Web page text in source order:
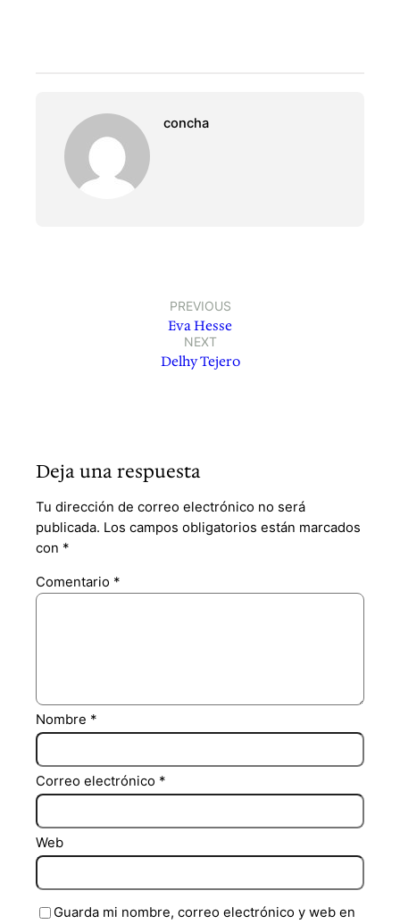
concha
PREVIOUS
Eva Hesse
NEXT
Delhy Tejero
Deja una respuesta
Tu dirección de correo electrónico no será
publicada. Los campos obligatorios están marcados
con *
Comentario *
Nombre *
Correo electrónico *
Web
Guarda mi nombre, correo electrónico y web en